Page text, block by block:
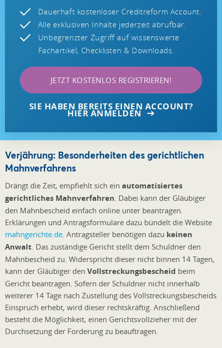
Dauerhaft kostenloser Creditreform Account.
Alle exklusiven Inhalte jederzeit abrufbar.
Unbegrenzter Zugriff auf wissenswerte
Fachartikel, Checklisten & Downloads.
JETZT KOSTENLOS REGISTRIEREN!
SIE HABEN BEREITS EINEN ACCOUNT?
HIER ANMELDEN
Verjährung: Besonderheiten des gerichtlichen
Mahnverfahrens
Drängt die Zeit, empfiehlt sich ein automatisiertes
gerichtliches Mahnverfahren. Dabei kann der Gläubiger
den Mahnbescheid einfach online unter beantragen.
Erklärungen und Antragsformulare dazu bündelt die Website
mahngerichte.de. Antragsteller benötigen dazu keinen
Anwalt. Das zuständige Gericht stellt dem Schuldner den
Mahnbescheid zu. Widerspricht dieser nicht binnen 14 Tagen,
kann der Gläubiger den Vollstreckungsbescheid beim
Gericht beantragen. Sofern der Schuldner nicht innerhalb
weiterer 14 Tage nach Zustellung des Vollstreckungsbescheids
Einspruch erhebt, wird dieser rechtskräftig. Anschließend
besteht die Möglichkeit, einen Gerichtsvollzieher mit der
Durchsetzung der Forderung zu beauftragen.